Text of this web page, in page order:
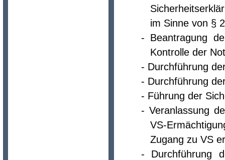
im Sinne von §
- Beantragung
Kontrolle der
- Durchführung
- Durchführung
- Führung der
- Veranlassung
VS-
Zugang zu VS
- Durchführung